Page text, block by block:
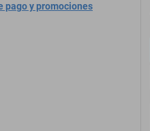
pago y promociones